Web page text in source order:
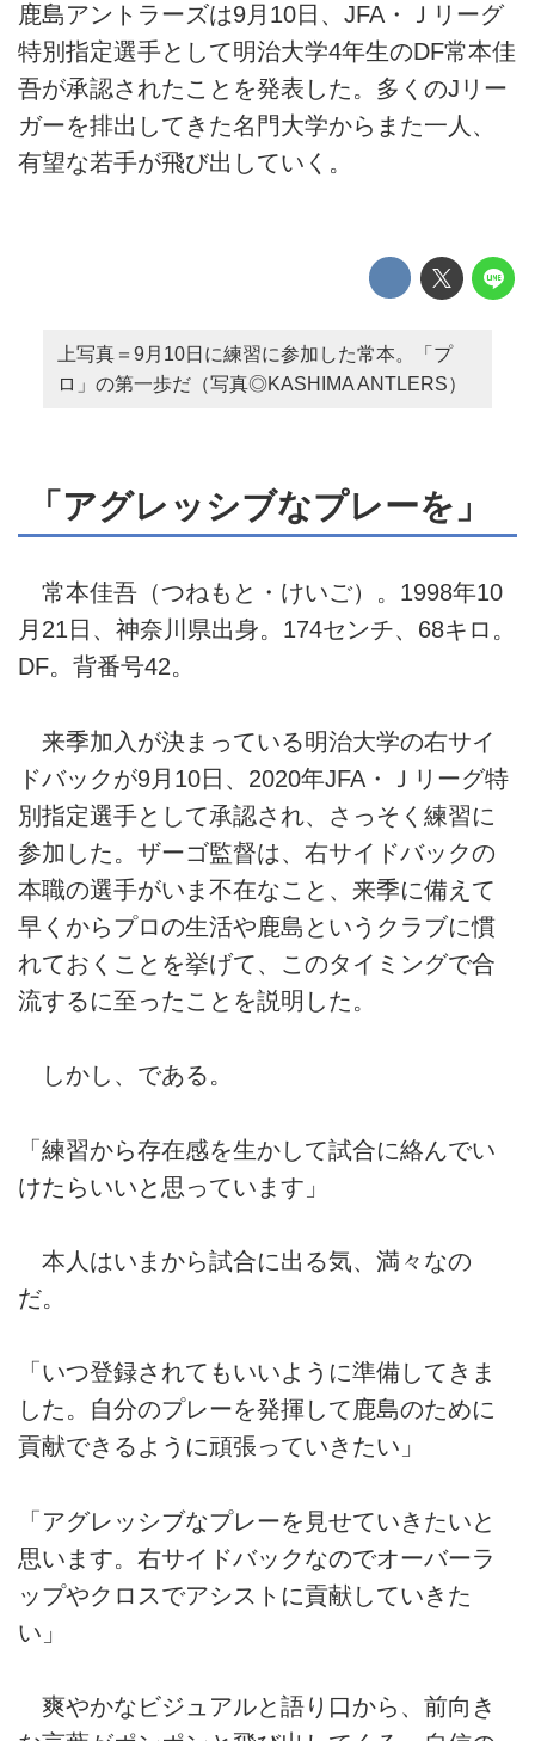
鹿島アントラーズは9月10日、JFA・Ｊリーグ
特別指定選手として明治大学4年生のDF常本佳
吾が承認されたことを発表した。多くのJリー
ガーを排出してきた名門大学からまた一人、
有望な若手が飛び出していく。
上写真＝9月10日に練習に参加した常本。「プ
ロ」の第一歩だ（写真◎KASHIMA ANTLERS）
「アグレッシブなプレーを」
常本佳吾（つねもと・けいご）。1998年10
月21日、神奈川県出身。174センチ、68キロ。
DF。背番号42。
来季加入が決まっている明治大学の右サイ
ドバックが9月10日、2020年JFA・Ｊリーグ特
別指定選手として承認され、さっそく練習に
参加した。ザーゴ監督は、右サイドバックの
本職の選手がいま不在なこと、来季に備えて
早くからプロの生活や鹿島というクラブに慣
れておくことを挙げて、このタイミングで合
流するに至ったことを説明した。
しかし、である。
「練習から存在感を生かして試合に絡んでい
けたらいいと思っています」
本人はいまから試合に出る気、満々なの
だ。
「いつ登録されてもいいように準備してきま
した。自分のプレーを発揮して鹿島のために
貢献できるように頑張っていきたい」
「アグレッシブなプレーを見せていきたいと
思います。右サイドバックなのでオーバーラ
ップやクロスでアシストに貢献していきた
い」
爽やかなビジュアルと語り口から、前向き